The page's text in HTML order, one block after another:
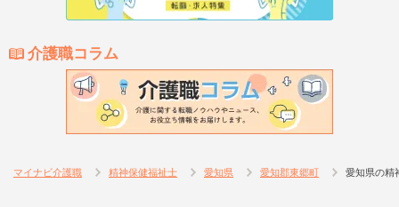
介護職コラム
マイナビ介護職 精神保健福祉士 愛知県 愛知郡東郷町 愛知県の精